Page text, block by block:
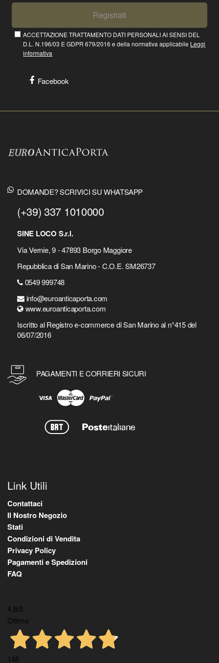
Registrati
ACCETTAZIONE TRATTAMENTO DATI PERSONALI AI SENSI DEL
D.L. N.196/03 E GDPR 679/2016 e della normativa applicabile Leggi
informativa
Facebook
DOMANDE? SCRIVICI SU WHATSAPP
(+39) 337 1010000
SINE LOCO S.r.l.
Via Vernie, 9 - 47893 Borgo Maggiore
Repubblica di San Marino - C.O.E. SM26737
0549 999748
info@euroanticaporta.com
www.euroanticaporta.com
Iscritto al Registro e-commerce di San Marino al n°415 del
06/07/2016
PAGAMENTI E CORRIERI SICURI
Link Utili
Contattaci
Il Nostro Negozio
Stati
Condizioni di Vendita
Privacy Policy
Pagamenti e Spedizioni
FAQ
4,8/5
Ottimo
145